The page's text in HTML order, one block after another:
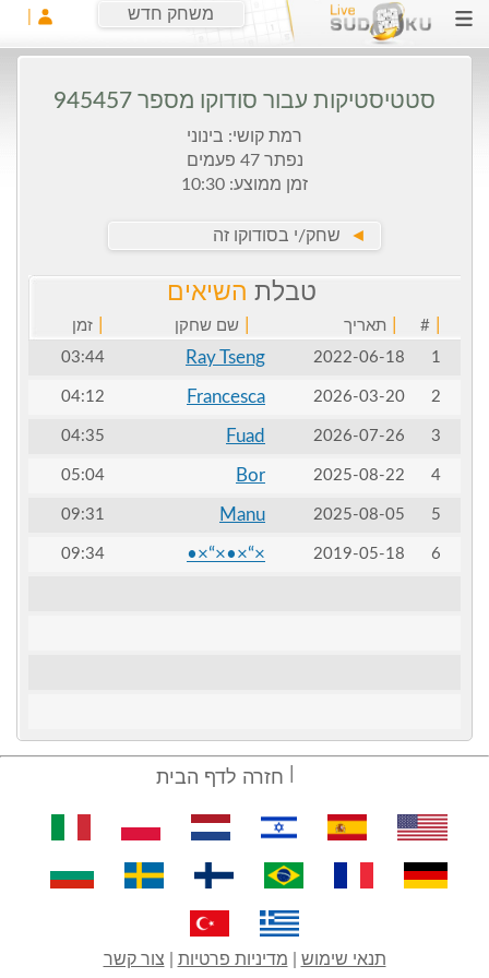
משחק חדש
סטטיסטיקות עבור סודוקו מספר 945457
רמת קושי: בינוני
נפתר 47 פעמים
זמן ממוצע: 10:30
►שחק/י בסודוקו זה
טבלת השיאים
# תאריך שם שחקן
זמן
1
2022-06-18
Ray Tseng
03:44
2
2026-03-20
Francesca
04:12
3
2026-07-26
Fuad
04:35
4
2025-08-22
Bor
05:04
5
2025-08-05
Manu
09:31
6
2019-05-18
×“×•×“×•
09:34
חזרה לדף הבית
תנאי שימוש| מדיניות פרטיות| צור קשר